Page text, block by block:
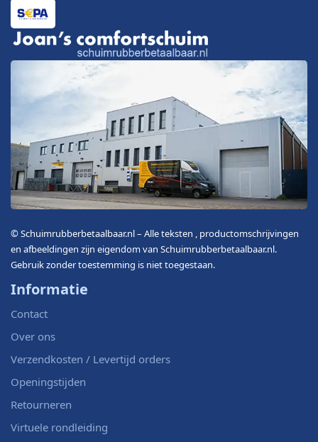
© Schuimrubberbetaalbaar.nl – Alle teksten , productomschrijvingen
en afbeeldingen zijn eigendom van Schuimrubberbetaalbaar.nl.
Gebruik zonder toestemming is niet toegestaan.
Informatie
Contact
Over ons
Verzendkosten / Levertijd orders
Openingstijden
Retourneren
Virtuele rondleiding